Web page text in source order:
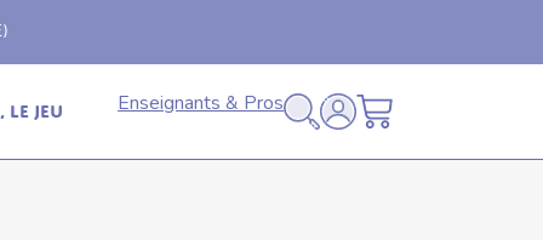
le jeu Enseignants & Pros